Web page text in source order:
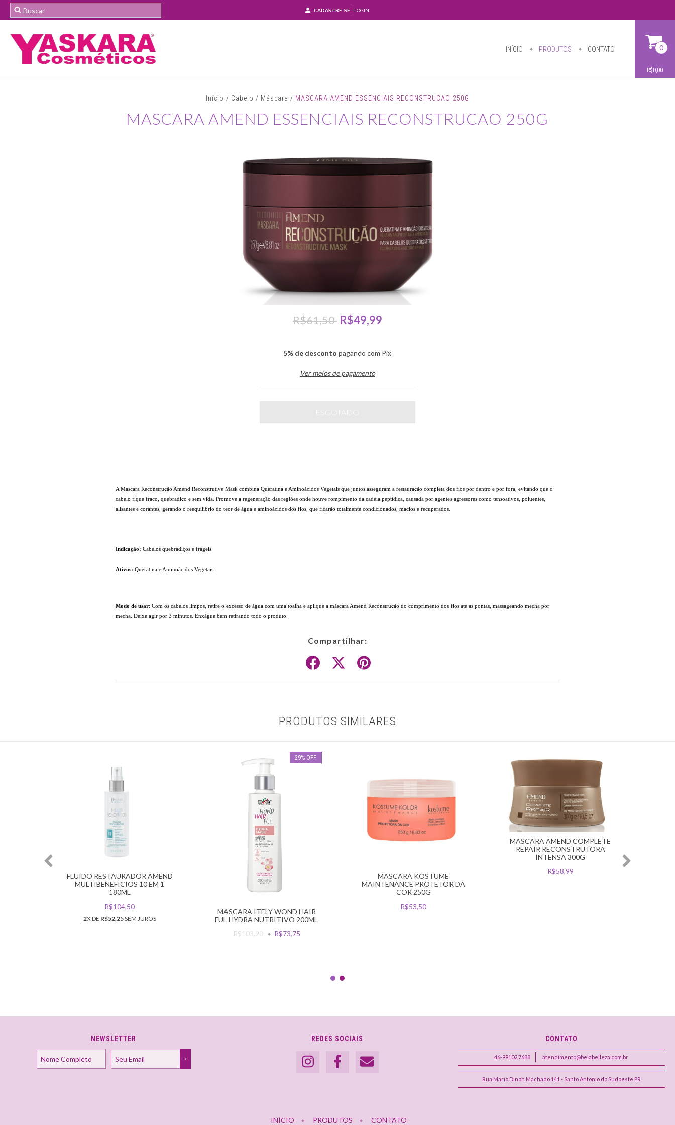
CADASTRE-SE LOGIN
INÍCIO PRODUTOS CONTATO 0
R$0,00
Início / Cabelo / Máscara / MASCARA AMEND ESSENCIAIS RECONSTRUCAO 250G
MASCARA AMEND ESSENCIAIS RECONSTRUCAO 250G
R$61,50 R$49,99
5% de desconto pagando com Pix
Ver meios de pagamento
A Máscara Reconstrução Amend Reconstrutive Mask combina Queratina e Aminoácidos Vegetais que juntos asseguram a restauração completa dos fios por dentro e por fora, evitando que o
cabelo fique fraco, quebradiço e sem vida. Promove a regeneração das regiões onde houve rompimento da cadeia peptídica, causada por agentes agressores como tensoativos, poluentes,
alisantes e corantes, gerando o reequilíbrio do teor de água e aminoácidos dos fios, que ficarão totalmente condicionados, macios e recuperados.
Indicação: Cabelos quebradiços e frágeis
Ativos: Queratina e Aminoácidos Vegetais
Modo de usar: Com os cabelos limpos, retire o excesso de água com uma toalha e aplique a máscara Amend Reconstrução do comprimento dos fios até as pontas, massageando mecha por
mecha. Deixe agir por 3 minutos. Enxágue bem retirando todo o produto.
Compartilhar:
PRODUTOS SIMILARES
FLUIDO RESTAURADOR AMEND
MULTIBENEFICIOS 10 EM 1
180ML
R$104,50
2X DE R$52,25SEM JUROS
29% OFF
MASCARA ITELY WOND HAIR
FUL HYDRA NUTRITIVO 200ML
R$103,90
R$73,75
MASCARA KOSTUME
MAINTENANCE PROTETOR DA
COR 250G
R$53,50
MASCARA AMEND COMPLETE
REPAIR RECONSTRUTORA
INTENSA 300G
R$58,99
NEWSLETTER REDES SOCIAIS CONTATO
46-99102.7688 atendimento@belabelleza.com.br
Rua Mario Dinoh Machado 141 - Santo Antonio do Sudoeste PR
INÍCIO PRODUTOS CONTATO